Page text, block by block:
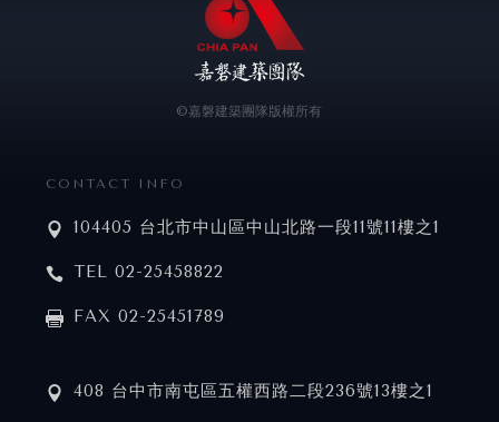
建
團
隊
©嘉磐建築團隊 版權所有
CONTACT INFO
104405 台北市中山區中山北路一段11號11樓之1
TEL 02-25458822
FAX 02-25451789
408 台中市南屯區五權西路二段236號13樓之1